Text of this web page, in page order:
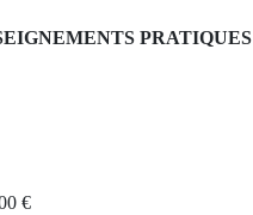
PRATIQUES
€